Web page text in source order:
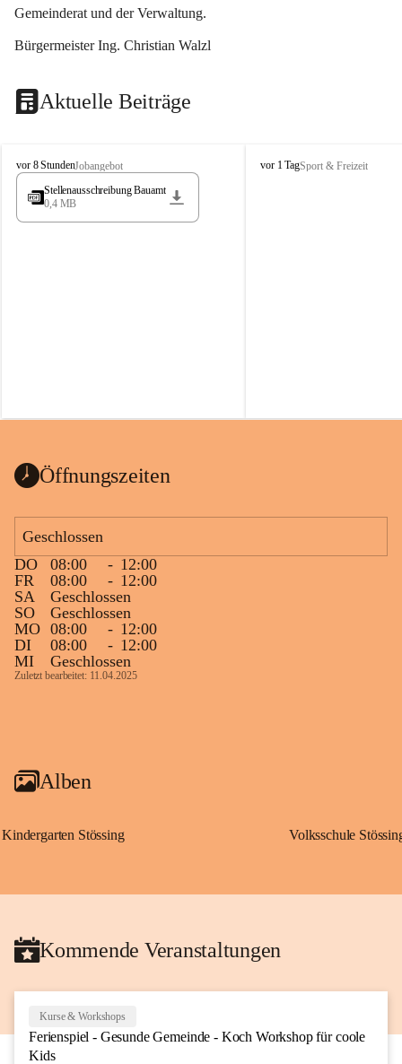
Gemeinderat und der Verwaltung.
Bürgermeister Ing. Christian Walzl
Aktuelle Beiträge
S
t
s
vor 8 StundenJobangebot
Stellenausschreibung Bauamt
0,4 MB
S
vor 1 TagSport & Freizeit
Öffnungszeiten
Geschlossen
DO
08:00 - 12:00
FR
08:00 - 12:00
SA
Geschlossen
SO
Geschlossen
MO 08:00 - 12:00
DI
08:00 - 12:00
MI
Geschlossen
Zuletzt bearbeitet: 11.04.2025
Alben
Kindergarten Stössing Volksschule
Kommende Veranstaltungen
AUG
Kurse & Workshops
Ferienspiel - Gesunde Gemeinde - Koch Workshop für coole
Kids